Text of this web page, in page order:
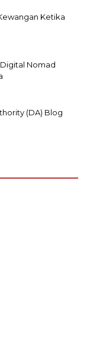
Ketika
Nomad
(DA) Blog